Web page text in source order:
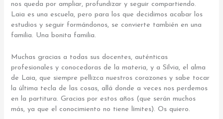
nos queda por ampliar, profundizar y seguir compartiendo.
Laia es una escuela, pero para los que decidimos acabar los
estudios y seguir formándonos, se convierte también en una
familia. Una bonita familia.
Muchas gracias a todas sus docentes, auténticas
profesionales y conocedoras de la materia, y a Sílvia, el alma
de Laia, que siempre pellizca nuestros corazones y sabe tocar
la última tecla de las cosas, allá donde a veces nos perdemos
en la partitura. Gracias por estos años (que serán muchos
más, ya que el conocimiento no tiene límites). Os quiero.